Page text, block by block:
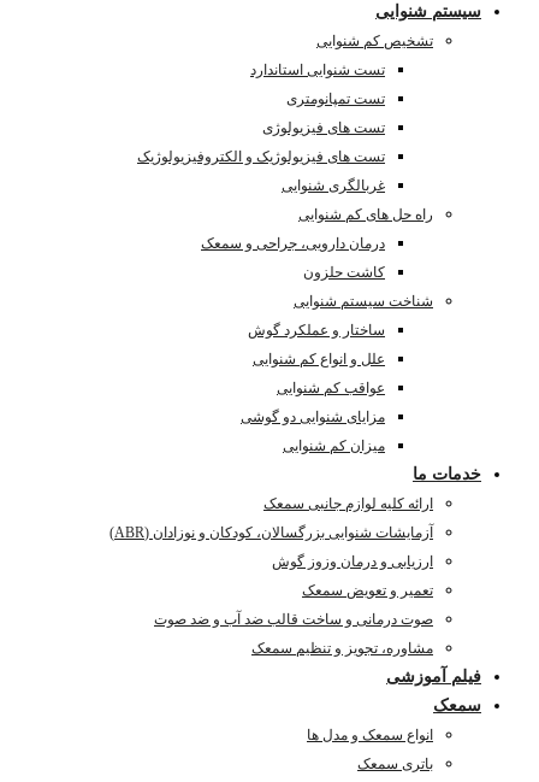
سیستم شنوایی
تشخیص کم شنوایی
تست شنوایی استاندارد
تست تمپانومتری
تست های فیزیولوژی
تست های فیزیولوژیک و الکتروفیزیولوژیک
غربالگری شنوایی
راه حل های کم شنوایی
درمان دارویی، جراحی و سمعک
کاشت حلزون
شناخت سیستم شنوایی
ساختار و عملکرد گوش
علل و انواع کم شنوایی
عواقب کم شنوایی
مزایای شنوایی دو گوشی
میزان کم شنوایی
خدمات ما
ارائه کلیه لوازم جانبی سمعک
آزمایشات شنوایی بزرگسالان، کودکان و نوزادان (ABR)
ارزیابی و درمان وزوز گوش
تعمیر و تعویض سمعک
صوت درمانی و ساخت قالب ضد آب و ضد صوت
مشاوره، تجویز و تنظیم سمعک
فیلم آموزشی
سمعک
انواع سمعک و مدل ها
باتری سمعک